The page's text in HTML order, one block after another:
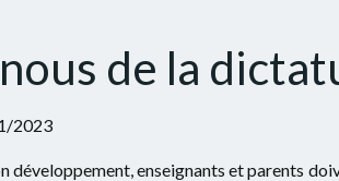
de la
2023
développement, enseignants et parents